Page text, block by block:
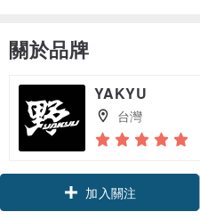
關於品牌
YAKYU
台灣
加入關注